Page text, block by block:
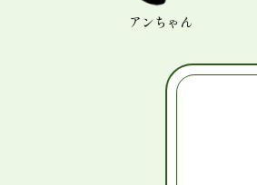
アンちゃん